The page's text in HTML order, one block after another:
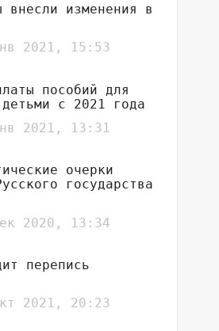
внесли изменения в
2021, 15:53
пособий для
с 2021 года
2021, 13:31
очерки
государства
2020, 13:34
перепись
2021, 20:23